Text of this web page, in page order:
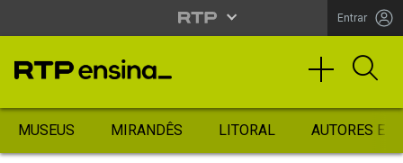
Entrar
MUSEUS MIRANDÊS LITORAL AUTORES